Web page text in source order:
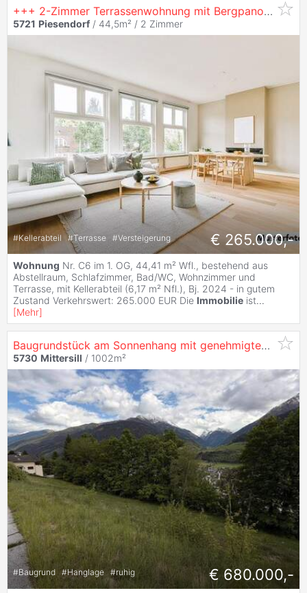
+++ 2-Zimmer Terrassenwohnung mit Bergpanorama in sonniger Bestlage +++
5721 Piesendorf / 44,5m² / 2 Zimmer
#Kellerabteil #Terrasse #Versteigerung € 265.000,-
Wohnung Nr. C6 im 1. OG, 44,41 m² Wfl., bestehend aus
Abstellraum, Schlafzimmer, Bad/WC, Wohnzimmer und
Terrasse, mit Kellerabteil (6,17 m² Nfl.), Bj. 2024 - in gutem
Zustand Verkehrswert: 265.000 EUR Die Immobilie ist...
[Mehr]
Baugrundstück am Sonnenhang mit genehmigtem Bauprojekt in
5730 Mittersill / 1002m²
#Baugrund #Hanglage #ruhig € 680.000,-